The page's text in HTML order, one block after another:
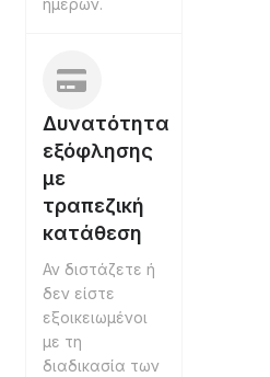
ημερών.
Δυνατότητα
εξόφλησης
με
τραπεζική
κατάθεση
Αν διστάζετε ή
δεν είστε
εξοικειωμένοι
με τη
διαδικασία των